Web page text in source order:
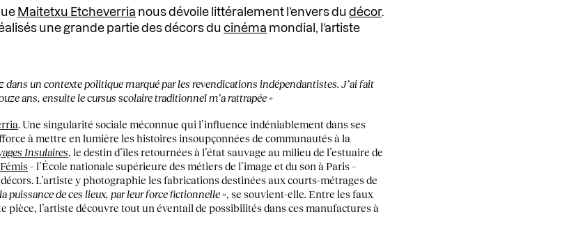
Maitetxu Etcheverria nous dévoile littéralement l’envers dudécor.
une grande partie des décors ducinéma mondial, l’artiste
dans un contexte politique marqué par les revendications indépendantistes. J’ai fait
ans, ensuite le cursus scolaire traditionnel m’a rattrapée »
. Une singularité sociale méconnue qui l’influence indéniablement dans ses
à mettre en lumière les histoires insoupçonnées de communautés à la
Insulaires, le destin d’îles retournées à l’état sauvage au milieu de l’estuaire de
Fémis– l’École nationale supérieure des métiers de l’image et du son à Paris –
L’artiste y photographie les fabrications destinées aux courts-métrages de
puissance de ces lieux, par leur force fictionnelle », se souvient-elle.Entre les faux
pièce, l’artiste découvre tout un éventail de possibilités dans ces manufactures à